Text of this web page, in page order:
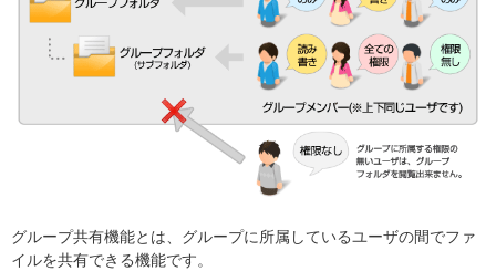
グループ共有機能とは、グループに所属しているユーザの間でファ
イルを共有できる機能です。